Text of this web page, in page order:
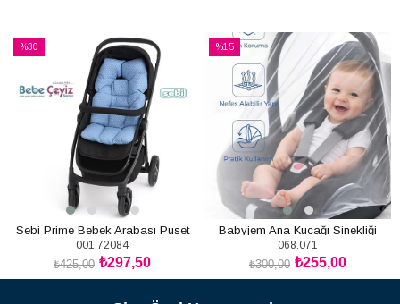
%30
%30İndirim
Sebi Prime Bebek Arabası Puset
Minderi (0Ay+)
001.72084
₺297,50
₺425,00
SEPETE EKLE
%15
İndirim
%15İndirim
Babyjem Ana Kucağı Sinekliği
068.071
₺255,00
₺300,00
SEPETE EKLE